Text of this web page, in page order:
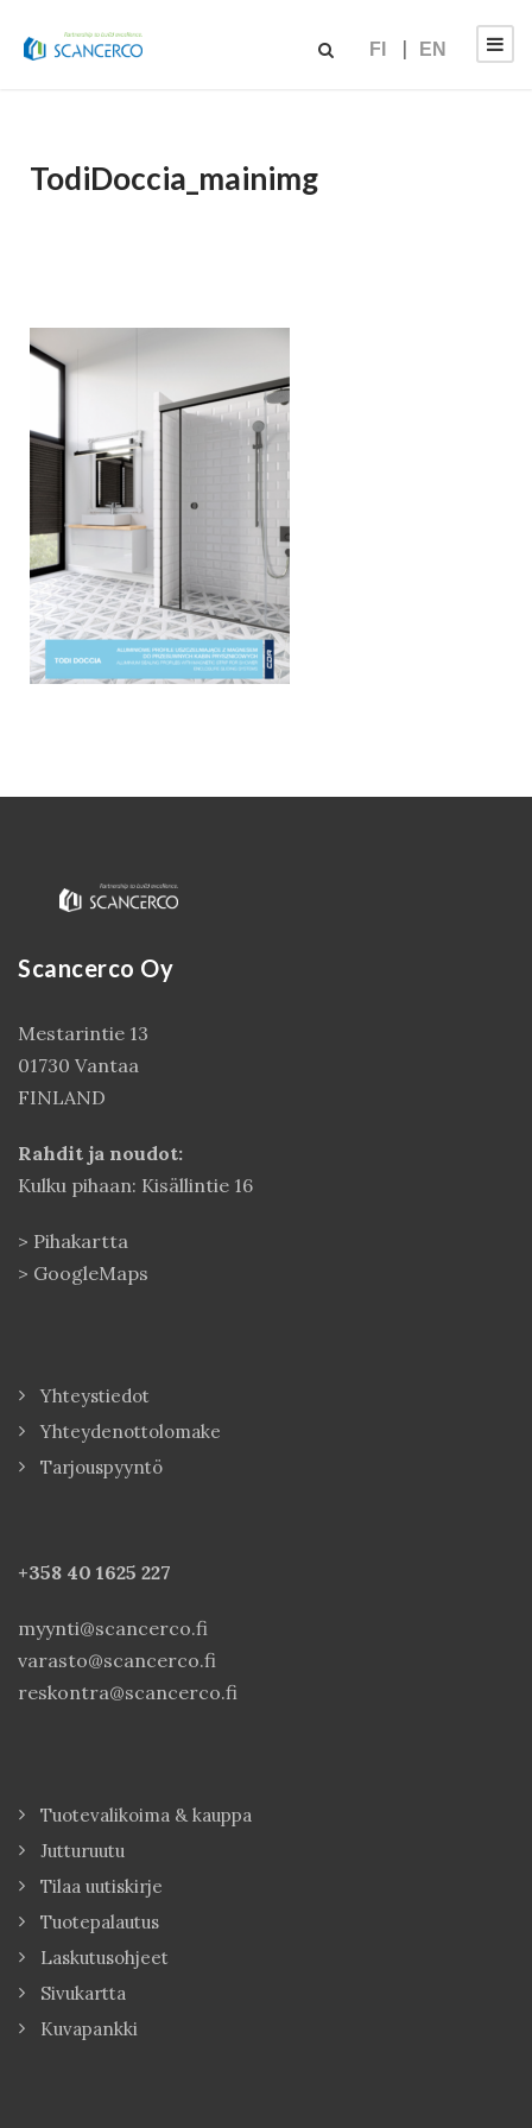
FI EN
TodiDoccia_mainimg
Scancerco Oy
Mestarintie 13
01730 Vantaa
FINLAND
Rahdit ja noudot:
Kulku pihaan: Kisällintie 16
> Pihakartta
> GoogleMaps
Yhteystiedot
Yhteydenottolomake
Tarjouspyyntö
+358 40 1625 227
myynti@scancerco.fi
varasto@scancerco.fi
reskontra@scancerco.fi
Tuotevalikoima & kauppa
Jutturuutu
Tilaa uutiskirje
Tuotepalautus
Laskutusohjeet
Sivukartta
Kuvapankki